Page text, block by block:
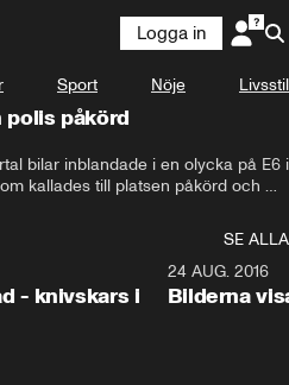
Logga in
Sport Nöje Livsstil
polis påkörd
bilar inblandade i en olycka på E6 i
kallades till platsen påkörd och
trafikolyckor inträffat i Västra
SE ALLA
- knivskars i
24 AUG. 2016
Bilderna